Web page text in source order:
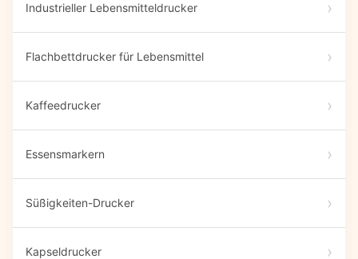
Industrieller Lebensmitteldrucker
Flachbettdrucker für Lebensmittel
Kaffeedrucker
Essensmarkern
Süßigkeiten-Drucker
Kapseldrucker